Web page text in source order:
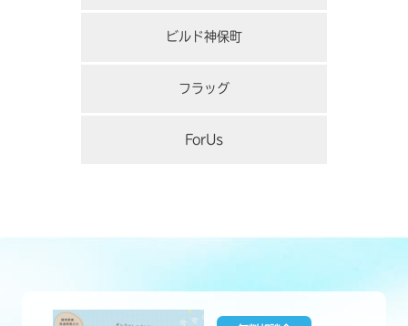
ビルド神保町
フラッグ
ForUs